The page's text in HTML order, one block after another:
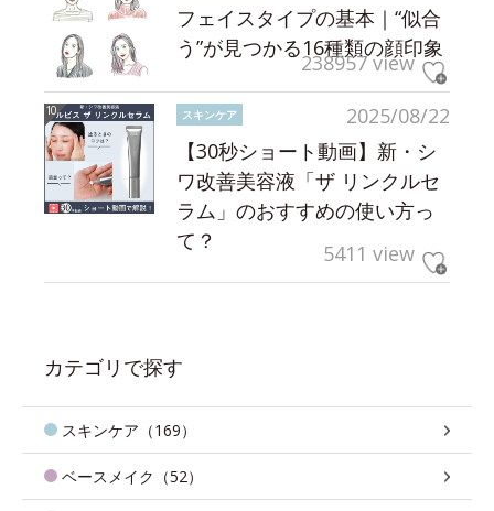
フェイスタイプの基本｜“似合
う”が見つかる16種類の顔印象
238957 view
2025/08/22
スキンケア
【30秒ショート動画】新・シ
ワ改善美容液「ザ リンクルセ
ラム」のおすすめの使い方っ
て？
5411 view
カテゴリで探す
スキンケア（169）
ベースメイク（52）